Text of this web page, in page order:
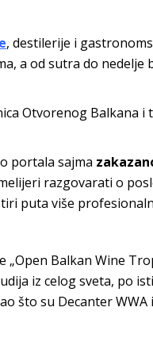
, destilerije i
a od sutra do
Otvorenog Balkana i
portala sajma
razgovarati o
puta više
Balkan Wine
iz celog sveta, po
što su Decanter WWA